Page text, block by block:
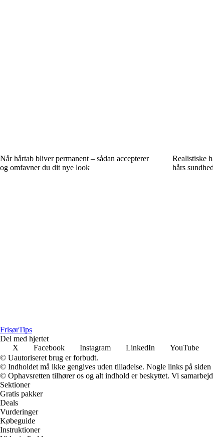
Når hårtab bliver permanent – sådan accepterer
og omfavner du dit nye look
Realistiske
hårs
FrisørTips
Del med hjertet
X
Facebook Instagram LinkedIn YouTube
© Uautoriseret brug er forbudt.
© Indholdet må ikke gengives uden tilladelse. Nogle links på
© Ophavsretten tilhører os og alt indhold er beskyttet. Vi
Sektioner
Gratis pakker
Deals
Vurderinger
Købeguide
Instruktioner